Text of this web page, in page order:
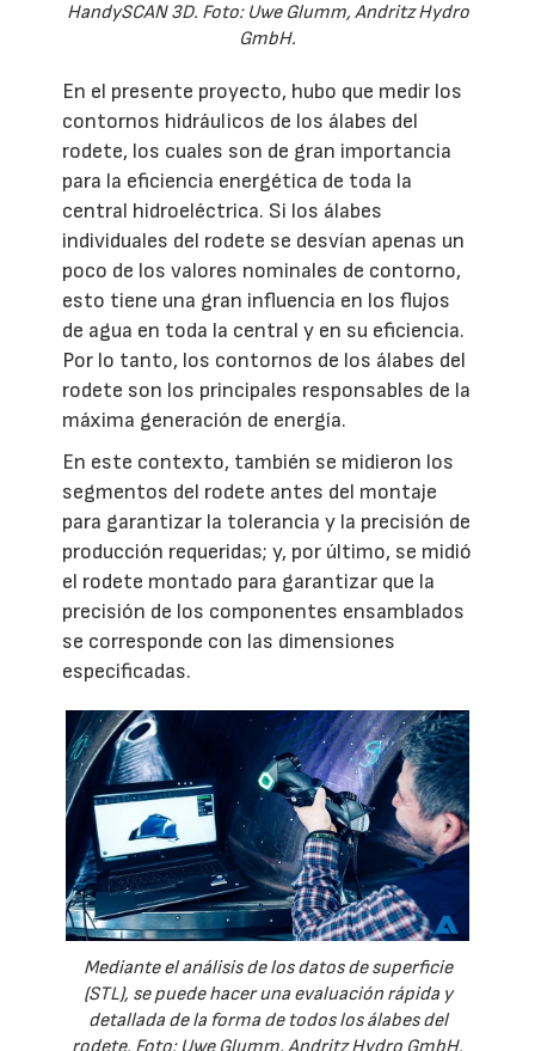
HandySCAN 3D. Foto: Uwe Glumm, Andritz Hydro
GmbH.
En el presente proyecto, hubo que medir los
contornos hidráulicos de los álabes del
rodete, los cuales son de gran importancia
para la eficiencia energética de toda la
central hidroeléctrica. Si los álabes
individuales del rodete se desvían apenas un
poco de los valores nominales de contorno,
esto tiene una gran influencia en los flujos
de agua en toda la central y en su eficiencia.
Por lo tanto, los contornos de los álabes del
rodete son los principales responsables de la
máxima generación de energía.
En este contexto, también se midieron los
segmentos del rodete antes del montaje
para garantizar la tolerancia y la precisión de
producción requeridas; y, por último, se midió
el rodete montado para garantizar que la
precisión de los componentes ensamblados
se corresponde con las dimensiones
especificadas.
Mediante el análisis de los datos de superficie
(STL), se puede hacer una evaluación rápida y
detallada de la forma de todos los álabes del